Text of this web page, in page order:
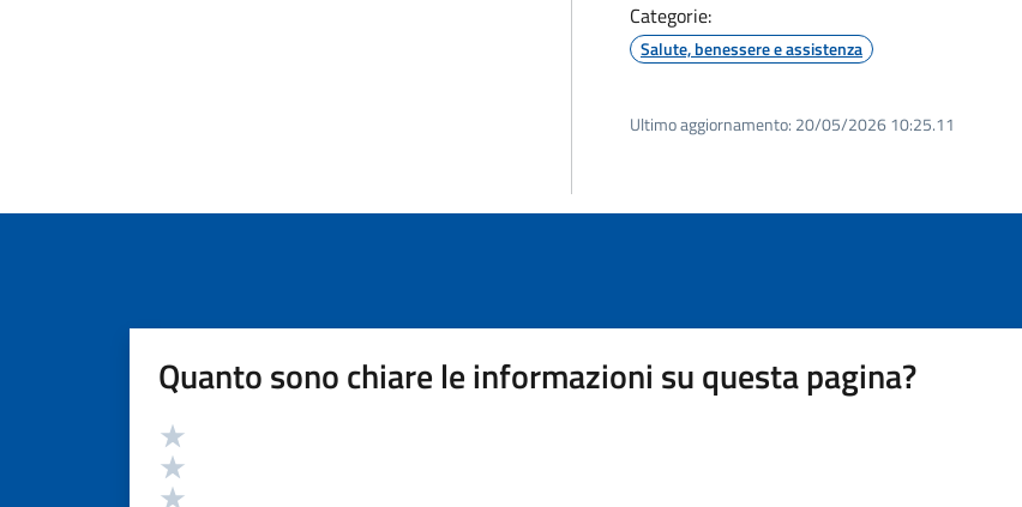
Categorie:
Salute, benessere e assistenza
Ultimo aggiornamento: 20/05/2026 10:25.11
Quanto sono chiare le informazioni su questa pagina?
Valutazione